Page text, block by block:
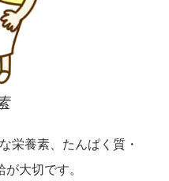
栄養素、たんぱく質・
大切です。